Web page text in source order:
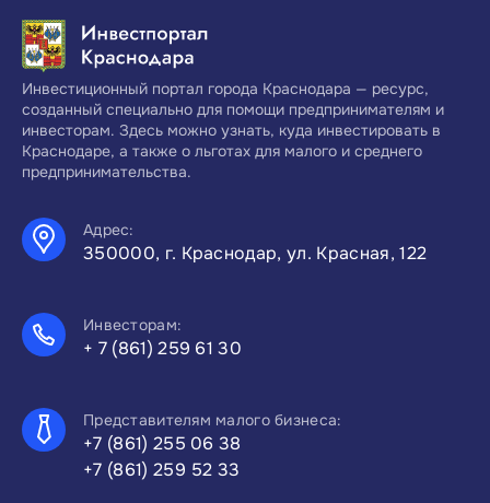
Инвестиционный портал города Краснодара — ресурс,
созданный специально для помощи предпринимателям и
инвесторам. Здесь можно узнать, куда инвестировать в
Краснодаре, а также о льготах для малого и среднего
предпринимательства.
Адрес:
350000, г. Краснодар, ул. Красная, 122
Инвесторам:
+ 7 (861) 259 61 30
Представителям малого бизнеса:
+7 (861) 255 06 38
+7 (861) 259 52 33